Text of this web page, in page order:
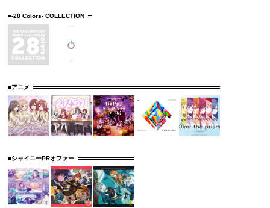
■-28 Colors- COLLECTION
■アニメ
■シャイニーPRオファー